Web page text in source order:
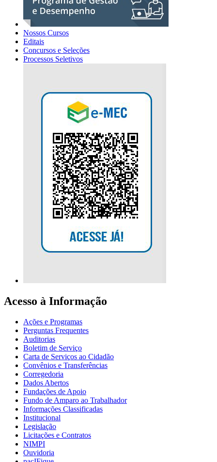
Nossos Cursos
Editais
Concursos e Seleções
Processos Seletivos
Acesso à Informação
Ações e Programas
Perguntas Frequentes
Auditorias
Boletim de Serviço
Carta de Serviços ao Cidadão
Convênios e Transferências
Corregedoria
Dados Abertos
Fundações de Apoio
Fundo de Amparo ao Trabalhador
Informações Classificadas
Institucional
Legislação
Licitações e Contratos
NIMPI
Ouvidoria